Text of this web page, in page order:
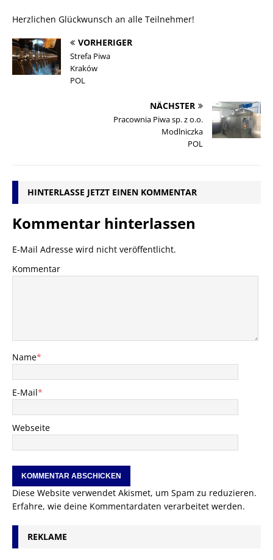
Herzlichen Glückwunsch an alle Teilnehmer!
VORHERIGER
Strefa Piwa
Kraków
POL
NÄCHSTER
Pracownia Piwa sp. z o.o.
Modlniczka
POL
HINTERLASSE JETZT EINEN KOMMENTAR
Kommentar hinterlassen
E-Mail Adresse wird nicht veröffentlicht.
Kommentar
Name*
E-Mail*
Webseite
Diese Website verwendet Akismet, um Spam zu reduzieren.
Erfahre, wie deine Kommentardaten verarbeitet werden.
REKLAME